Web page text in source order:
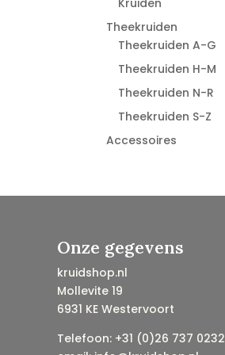
Kruiden
Theekruiden
Theekruiden A-G
Theekruiden H-M
Theekruiden N-R
Theekruiden S-Z
Accessoires
Onze gegevens
kruidshop.nl
Mollevite 19
6931 KE Westervoort
Telefoon: +31 (0)26 737 0232